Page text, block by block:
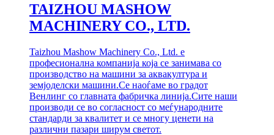
TAIZHOU MASHOW
MACHINERY CO., LTD.
Taizhou Mashow Machinery Co., Ltd. е
професионална компанија која се занимава со
производство на машини за аквакултура и
земјоделски машини.Се наоѓаме во градот
Венлинг со главната фабричка линија.Сите наши
производи се во согласност со меѓународните
стандарди за квалитет и се многу ценети на
различни пазари ширум светот.